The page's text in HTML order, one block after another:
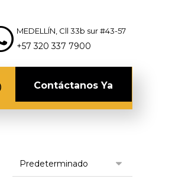
MEDELLÍN, Cll 33b sur #43-57
+57 320 337 7900
Contáctanos Ya